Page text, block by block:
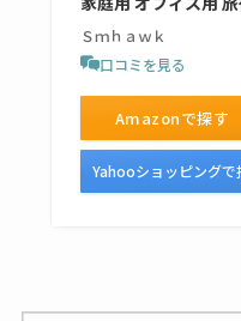
Ｓｍｈａｗｋ
口コミを見る
Amazonで探す
Yahooショッピングで